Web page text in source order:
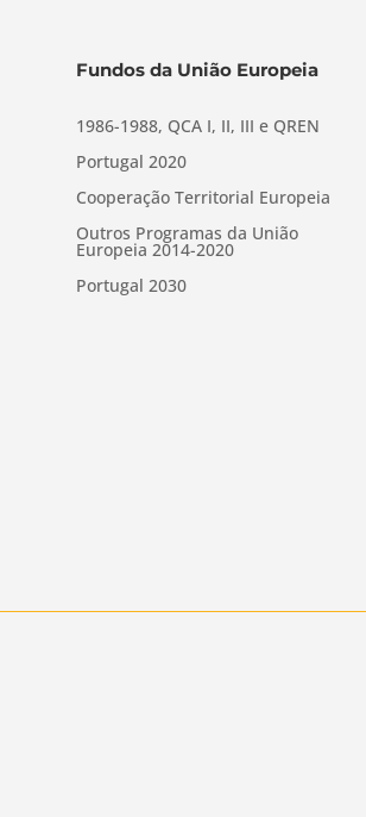
Fundos da União Europeia
1986-1988, QCA I, II, III e QREN
Portugal 2020
Cooperação Territorial Europeia
Outros Programas da União
Europeia 2014-2020
Portugal 2030